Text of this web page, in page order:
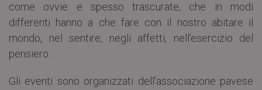
come ovvie e spesso trascurate, che in modi
differenti hanno a che fare con il nostro abitare il
mondo, nel sentire, negli affetti, nell’esercizio del
pensiero.
Gli eventi sono organizzati dell’associazione pavese